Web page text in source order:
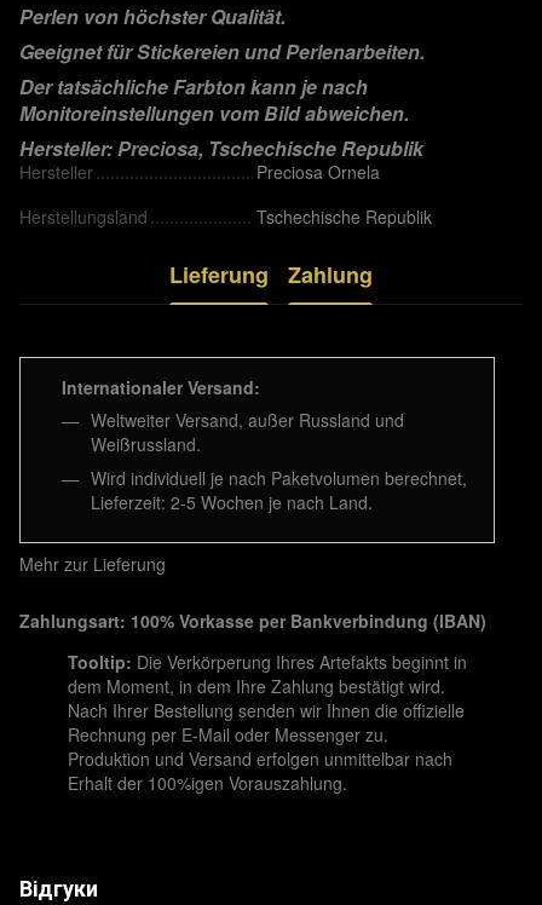
Perlen von höchster Qualität.
Geeignet für Stickereien und Perlenarbeiten.
Der tatsächliche Farbton kann je nach
Monitoreinstellungen vom Bild abweichen.
Hersteller: Preciosa, Tschechische Republik
Hersteller
Preciosa Ornela
Herstellungsland
Tschechische Republik
Lieferung Zahlung
Internationaler Versand:
Weltweiter Versand, außer Russland und
Weißrussland.
Wird individuell je nach Paketvolumen berechnet,
Lieferzeit: 2-5 Wochen je nach Land.
Mehr zur Lieferung
Zahlungsart: 100% Vorkasse per Bankverbindung (IBAN)
Tooltip: Die Verkörperung Ihres Artefakts beginnt in
dem Moment, in dem Ihre Zahlung bestätigt wird.
Nach Ihrer Bestellung senden wir Ihnen die offizielle
Rechnung per E-Mail oder Messenger zu.
Produktion und Versand erfolgen unmittelbar nach
Erhalt der 100%igen Vorauszahlung.
Відгуки